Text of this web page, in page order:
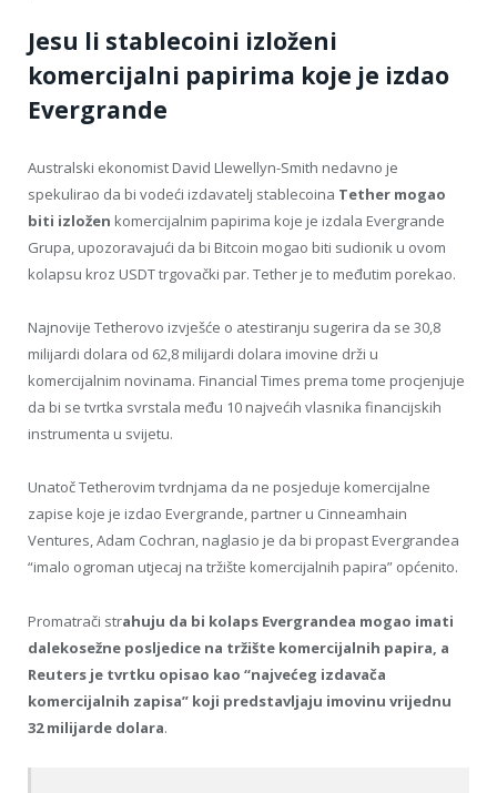
Jesu li stablecoini izloženi
komercijalni papirima koje je izdao
Evergrande
Australski ekonomist David Llewellyn-Smith nedavno je
spekulirao da bi vodeći izdavatelj stablecoina Tether mogao
biti izložen komercijalnim papirima koje je izdala Evergrande
Grupa, upozoravajući da bi Bitcoin mogao biti sudionik u ovom
kolapsu kroz USDT trgovački par. Tether je to međutim porekao.
Najnovije Tetherovo izvješće o atestiranju sugerira da se 30,8
milijardi dolara od 62,8 milijardi dolara imovine drži u
komercijalnim novinama. Financial Times prema tome procjenjuje
da bi se tvrtka svrstala među 10 najvećih vlasnika financijskih
instrumenta u svijetu.
Unatoč Tetherovim tvrdnjama da ne posjeduje komercijalne
zapise koje je izdao Evergrande, partner u Cinneamhain
Ventures, Adam Cochran, naglasio je da bi propast Evergrandea
“imalo ogroman utjecaj na tržište komercijalnih papira” općenito.
Promatrači strahuju da bi kolaps Evergrandea mogao imati
dalekosežne posljedice na tržište komercijalnih papira, a
Reuters je tvrtku opisao kao “najvećeg izdavača
komercijalnih zapisa” koji predstavljaju imovinu vrijednu
32 milijarde dolara.